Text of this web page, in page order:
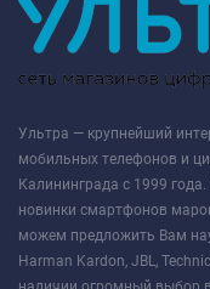
Ультра — крупнейший
мобильных телефонов и
Калининграда с 1999
новинки смартфонов
можем предложить Вам
Harman Kardon, JBL,